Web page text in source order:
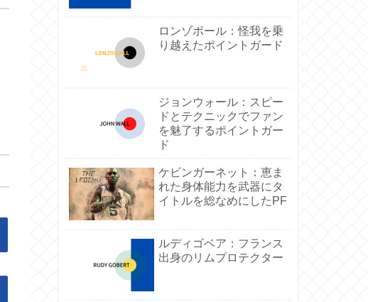
ロンゾボール：怪我を乗
り越えたポイントガード
ジョンウォール：スピー
ドとテクニックでファン
を魅了するポイントガー
ド
ケビンガーネット：恵ま
れた身体能力を武器にタ
イトルを総なめにしたPF
ルディゴベア：フランス
出身のリムプロテクター